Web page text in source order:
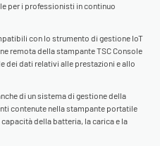
per i professionisti in continuo
con lo strumento di gestione IoT
remota della stampanteTSC Console
dei dati relativi alle prestazioni e allo
di un sistema di gestione della
contenute nella stampante portatile
della batteria, la carica e la